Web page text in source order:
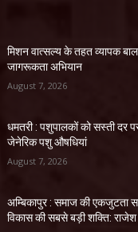
मिशन वात्सल्य के तहत व्यापक
जागरूकता अभियान
August 7, 2026
धमतरी : पशुपालकों को सस्ती दर
जेनेरिक पशु औषधियां
August 7, 2026
अम्बिकापुर : समाज की एकजुटता
विकास की सबसे बड़ी शक्ति: